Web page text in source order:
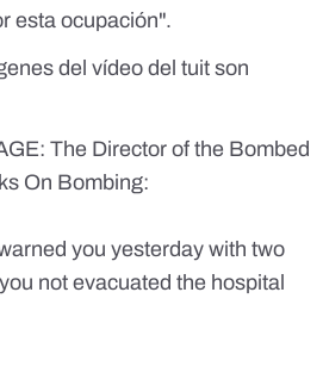
esta ocupación".
del vídeo del tuit son
The Director of the Bombed
On Bombing:
you yesterday with two
not evacuated the hospital